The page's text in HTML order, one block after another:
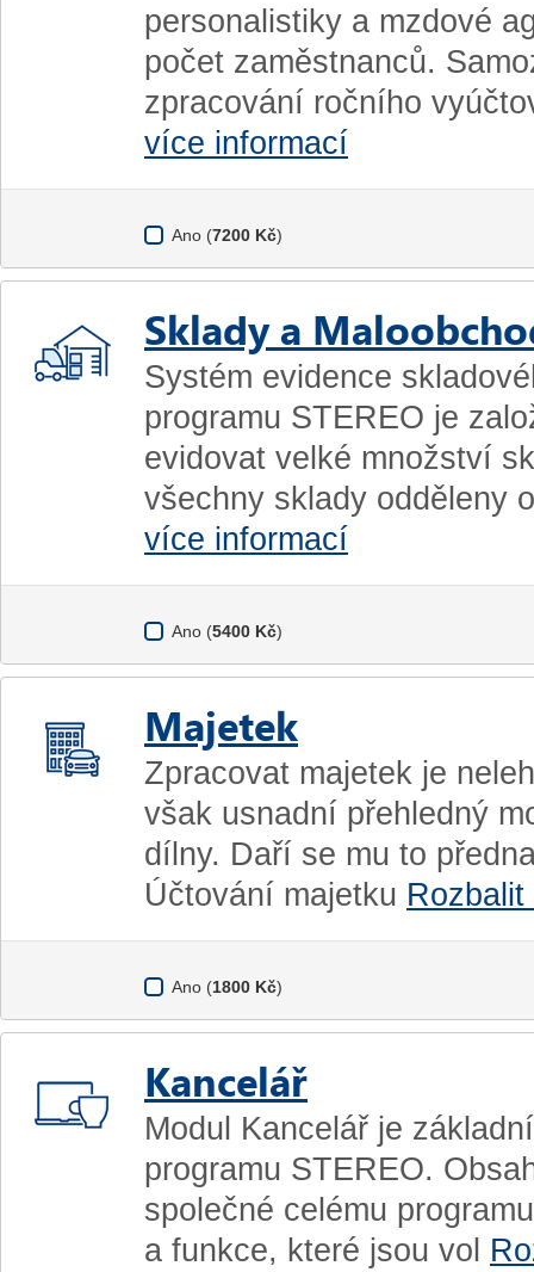
personalistiky a mzdové
počet zaměstnanců.
zpracování ročního
více informací
Ano (7200 Kč)
Sklady a
Systém evidence
programu STEREO je
evidovat velké množství
všechny sklady odděleny
více informací
Ano (5400 Kč)
Majetek
Zpracovat majetek je
však usnadní přehledný
dílny. Daří se mu to
Účtování majetku
Ano (1800 Kč)
Kancelář
Modul Kancelář je
programu STEREO.
společné celému
a funkce, které jsou vol